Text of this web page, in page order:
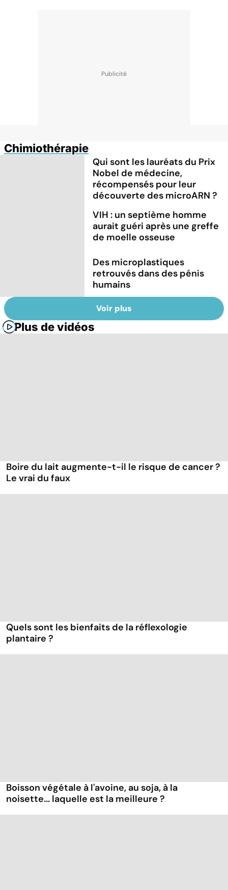
Chimiothérapie
Qui sont les lauréats du Prix
Nobel de médecine,
récompensés pour leur
découverte des microARN ?
VIH : un septième homme
aurait guéri après une greffe
de moelle osseuse
Des microplastiques
retrouvés dans des pénis
humains
Voir plus
Plus de vidéos
Boire du lait augmente-t-il le risque de cancer ?
Le vrai du faux
Quels sont les bienfaits de la réflexologie
plantaire ?
Boisson végétale à l'avoine, au soja, à la
noisette... laquelle est la meilleure ?